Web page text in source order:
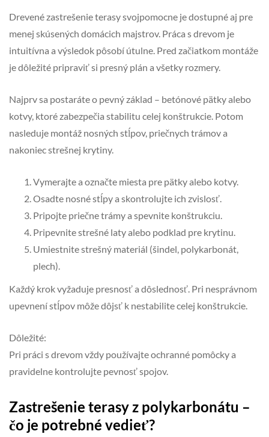
Drevené zastrešenie terasy svojpomocne je dostupné aj pre
menej skúsených domácich majstrov. Práca s drevom je
intuitívna a výsledok pôsobí útulne. Pred začiatkom montáže
je dôležité pripraviť si presný plán a všetky rozmery.
Najprv sa postaráte o pevný základ – betónové pätky alebo
kotvy, ktoré zabezpečia stabilitu celej konštrukcie. Potom
nasleduje montáž nosných stĺpov, priečnych trámov a
nakoniec strešnej krytiny.
Vymerajte a označte miesta pre pätky alebo kotvy.
Osadte nosné stĺpy a skontrolujte ich zvislosť.
Pripojte priečne trámy a spevnite konštrukciu.
Pripevnite strešné laty alebo podklad pre krytinu.
Umiestnite strešný materiál (šindel, polykarbonát,
plech).
Každý krok vyžaduje presnosť a dôslednosť. Pri nesprávnom
upevnení stĺpov môže dôjsť k nestabilite celej konštrukcie.
Dôležité:
Pri práci s drevom vždy používajte ochranné pomôcky a
pravidelne kontrolujte pevnosť spojov.
Zastrešenie terasy z polykarbonátu –
čo je potrebné vedieť?